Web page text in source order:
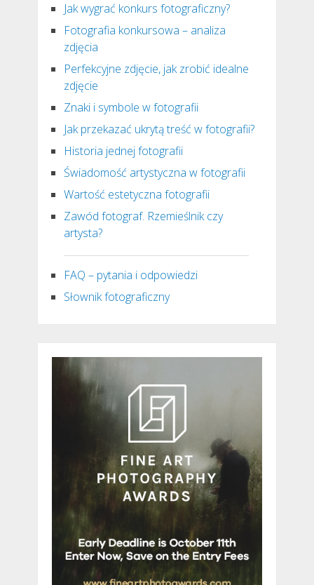
Jak wygrać konkurs fotograficzny?
Fotografia konkursowa – analiza
zdjęcia
Perfekcyjne zdjęcie, jak zrobić idealne
zdjęcie
Znaki i symbole w fotografii
Jak przekazać ukrytą treść w fotografii?
Historia jednej fotografii
Świadomość artystyczna w fotografii
Wartość estetyczna fotografii
Zawód fotograf. Rzemieślnik czy
artysta?
FAQ – pytania i odpowiedzi
Słownik fotograficzny